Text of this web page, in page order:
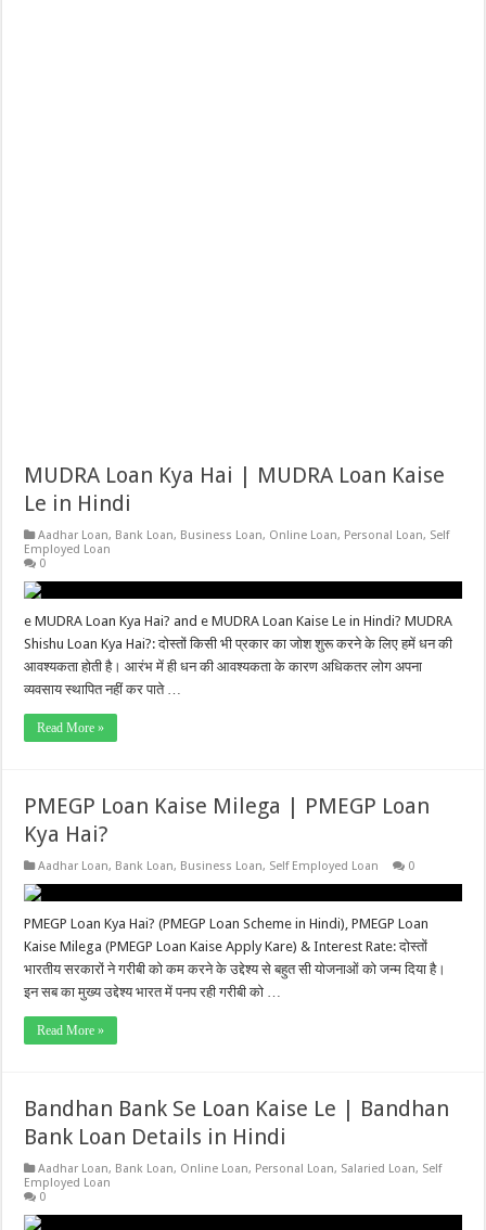
MUDRA Loan Kya Hai | MUDRA Loan Kaise
Le in Hindi
Aadhar Loan, Bank Loan, Business Loan, Online Loan, Personal Loan, Self
Employed Loan
0
e MUDRA Loan Kya Hai? and e MUDRA Loan Kaise Le in Hindi? MUDRA
Shishu Loan Kya Hai?: दोस्तों किसी भी प्रकार का जोश शुरू करने के लिए हमें धन की
आवश्यकता होती है। आरंभ में ही धन की आवश्यकता के कारण अधिकतर लोग अपना
व्यवसाय स्थापित नहीं कर पाते …
Read More »
PMEGP Loan Kaise Milega | PMEGP Loan
Kya Hai?
Aadhar Loan, Bank Loan, Business Loan, Self Employed Loan 0
PMEGP Loan Kya Hai? (PMEGP Loan Scheme in Hindi), PMEGP Loan
Kaise Milega (PMEGP Loan Kaise Apply Kare) & Interest Rate: दोस्तों
भारतीय सरकारों ने गरीबी को कम करने के उद्देश्य से बहुत सी योजनाओं को जन्म दिया है।
इन सब का मुख्य उद्देश्य भारत में पनप रही गरीबी को …
Read More »
Bandhan Bank Se Loan Kaise Le | Bandhan
Bank Loan Details in Hindi
Aadhar Loan, Bank Loan, Online Loan, Personal Loan, Salaried Loan, Self
Employed Loan
0